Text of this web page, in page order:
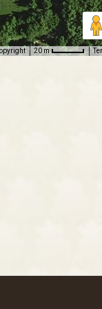
20 m